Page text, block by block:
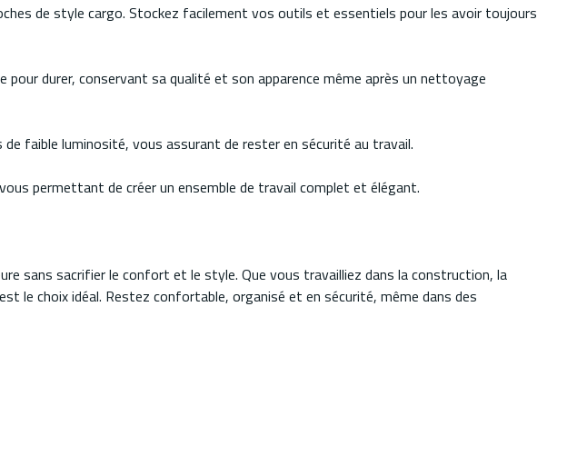
de style cargo. Stockez facilement vos outils et essentiels pour les avoir toujours
durer, conservant sa qualité et son apparence même après un nettoyage
faible luminosité, vous assurant de rester en sécurité au travail.
permettant de créer un ensemble de travail complet et élégant.
sans sacrifier le confort et le style. Que vous travailliez dans la construction, la
le choix idéal. Restez confortable, organisé et en sécurité, même dans des